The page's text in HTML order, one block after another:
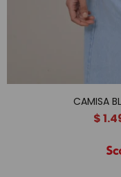
CAMISA
$